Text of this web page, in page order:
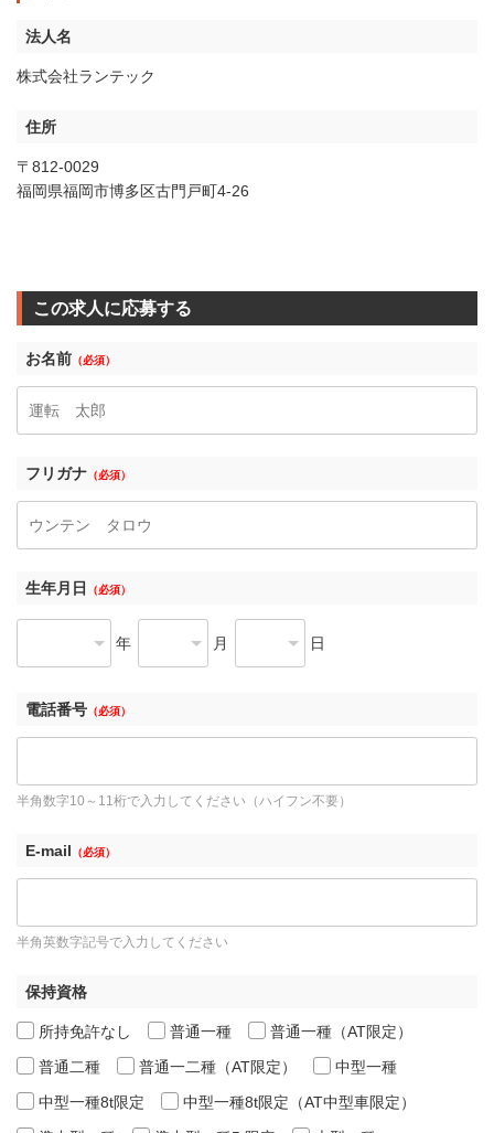
法人名
株式会社ランテック
住所
〒812-0029
福岡県福岡市博多区古門戸町4-26
この求人に応募する
お名前 （必須）
フリガナ （必須）
生年月日 （必須）
年 月 日
電話番号 （必須）
半角数字10～11桁で入力してください（ハイフン不要）
E-mail （必須）
半角英数字記号で入力してください
保持資格
所持免許なし 普通一種
普通一種（AT限定）
普通二種
普通一二種（AT限定）
中型一種
中型一種8t限定
中型一種8t限定（AT中型車限定）